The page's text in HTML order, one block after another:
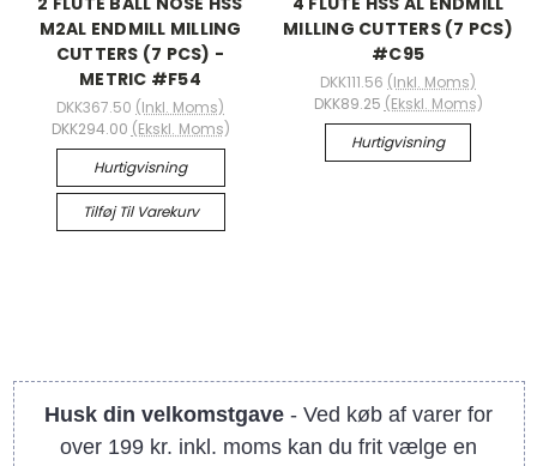
M2AL ENDMILL MILLING
CUTTERS (7 PCS) -
METRIC #F54
DKK367.50 (Inkl. Moms)
DKK294.00 (Ekskl. Moms)
Hurtigvisning
Tilføj Til Varekurv
MILLING CUTTERS (7 PCS)
#C95
DKK111.56 (Inkl. Moms)
DKK89.25 (Ekskl. Moms)
Hurtigvisning
Husk din velkomstgave - Ved køb af varer for
over 199 kr. inkl. moms kan du frit vælge en